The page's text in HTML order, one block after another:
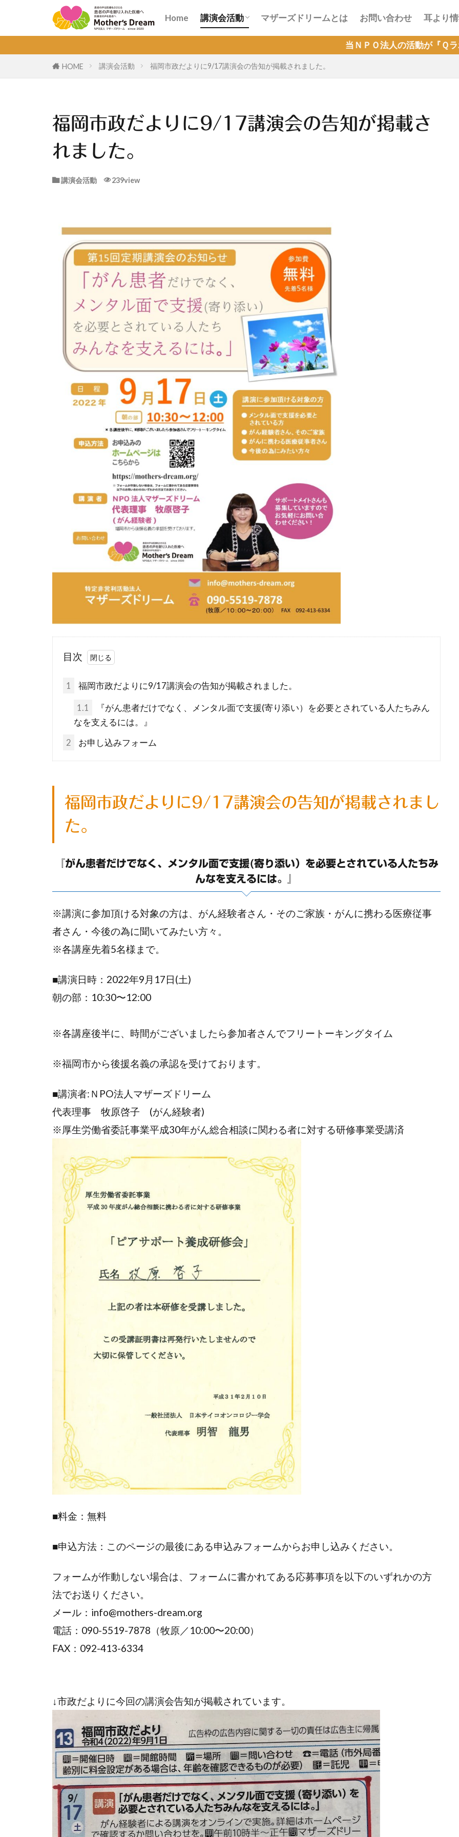
Home 講演会活動 マザーズドリームとは お問い合わせ 耳より
当ＮＰＯ法人の活動が『Ｑラボ』で取り
HOME 講演会活動 福岡市政だよりに9/17講演会の告知が掲載されました。
福岡市政だよりに9/17講演会の告知が掲載さ
れました。
講演会活動 239view
目次
1 福岡市政だよりに9/17講演会の告知が掲載されました。
1.1
『がん患者だけでなく、メンタル面で支援(寄り添い）を必要とされている人たちみん
なを支えるには。』
2
お申し込みフォーム
福岡市政だよりに9/17講演会の告知が掲載されまし
た。
『がん患者だけでなく、メンタル面で支援(寄り添い）を必要とされている人たちみ
んなを支えるには。
※講演に参加頂ける対象の方は、がん経験者さん・そのご家族・がんに携わる医療従事
者さん・今後の為に聞いてみたい方々。
※各講座先着5名様まで。
■講演日時：2022年9月17日(土)
朝の部：10:30〜12:00
※各講座後半に、時間がございましたら参加者さんでフリートーキングタイム
※福岡市から後援名義の承認を受けております。
■講演者:ＮPO法人マザーズドリーム
代表理事 牧原啓子 (がん経験者)
※厚生労働省委託事業平成30年がん総合相談に関わる者に対する研修事業受講済
■料金：無料
■申込方法：このページの最後にある申込みフォームからお申し込みください。
フォームが作動しない場合は、フォームに書かれてある応募事項を以下のいずれかの方
法でお送りください。
メール：info@mothers-dream.org
電話：090-5519-7878（牧原／10:00〜20:00）
FAX：092-413-6334
↓市政だよりに今回の講演会告知が掲載されています。